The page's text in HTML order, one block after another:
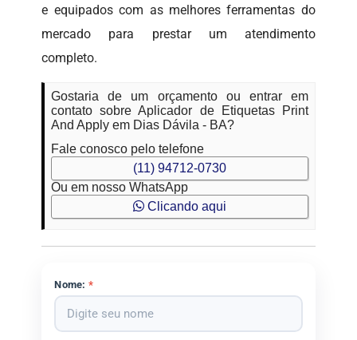
e equipados com as melhores ferramentas do
mercado para prestar um atendimento
completo.
Gostaria de um orçamento ou entrar em
contato sobre Aplicador de Etiquetas Print
And Apply em Dias Dávila - BA?
Fale conosco pelo telefone
(11) 94712-0730
Ou em nosso WhatsApp
Clicando aqui
Nome: *